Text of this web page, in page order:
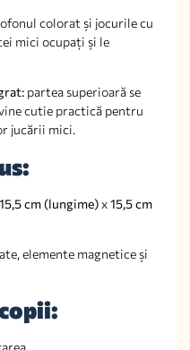
colorat și jocurile cu
mici ocupați și le
partea superioară se
cutie practică pentru
jucării mici.
15,5 cm (lungime)x15,5 cm
elemente magnetice și